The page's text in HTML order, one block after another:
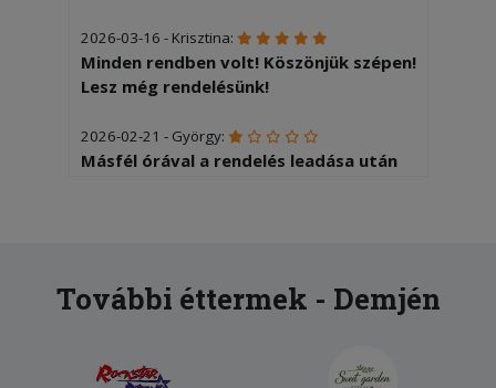
2026-03-16 - Krisztina:
Minden rendben volt! Köszönjük szépen!
Lesz még rendelésünk!
2026-02-21 - György:
Másfél órával a rendelés leadása után
Elégedett voltam mindennel. Az étel
finom volt, a futár udvarias és a
2025-11-22 - István:
További éttermek - Demjén